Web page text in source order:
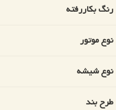
رنگ بکاررفته
نوع موتور
نوع شیشه
طرح بند